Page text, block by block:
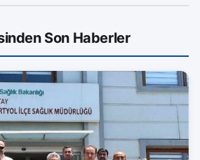
Son Haberler